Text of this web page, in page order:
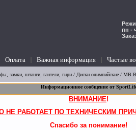
пн -
Оплата Важная информация Частые
замки, штанги, гантели, гири / Диски олимпийские / MB
Информационное сообщение от
ВНИМАНИЕ!
НЕ РАБОТАЕТ ПО ТЕХНИЧЕСКИМ
Спасибо за понимание!